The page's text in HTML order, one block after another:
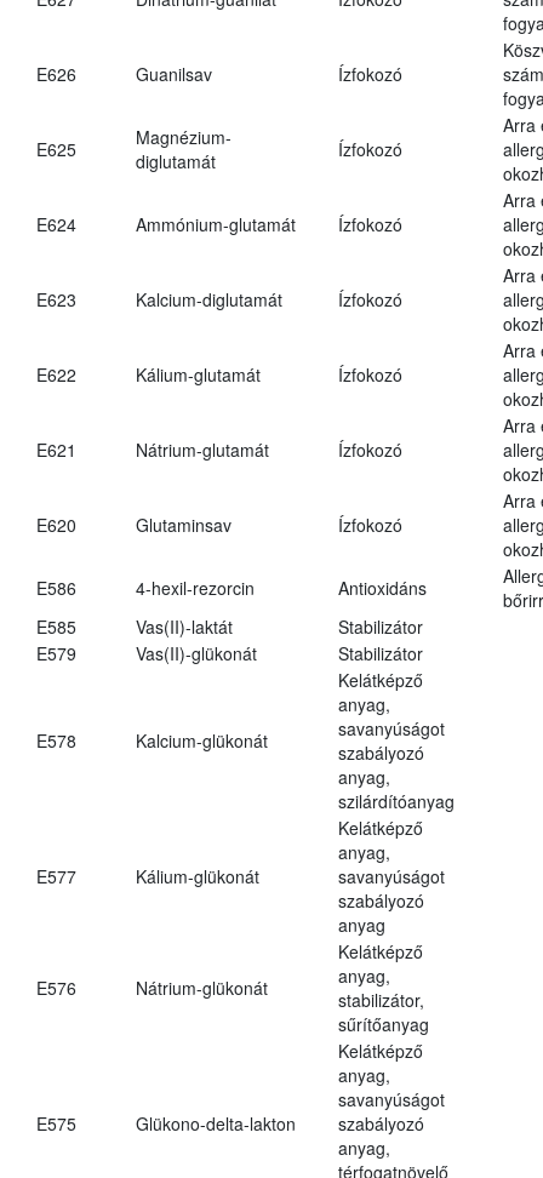
E626 Guanilsav Ízfokozó
E625
Magnézium-
diglutamát
Ízfokozó
Arra
E624 Ammónium-glutamát Ízfokozó
Arra
E623 Kalcium-diglutamát Ízfokozó
Arra
E622 Kálium-glutamát Ízfokozó
Arra
E621 Nátrium-glutamát Ízfokozó
Arra
E620 Glutaminsav Ízfokozó
Arra
E586
4-hexil-rezorcin Antioxidáns
E585
Vas(II)-laktát
Stabilizátor
E579
Vas(II)-glükonát Stabilizátor
E578 Kalcium-glükonát
Kelátképző
anyag,
savanyúságot
szabályozó
anyag,
szilárdítóanyag
E577 Kálium-glükonát
Kelátképző
anyag,
savanyúságot
szabályozó
anyag
E576 Nátrium-glükonát
Kelátképző
anyag,
stabilizátor,
sűrítőanyag
E575 Glükono-delta-lakton
Kelátképző
anyag,
savanyúságot
szabályozó
anyag,
térfogatnövelő